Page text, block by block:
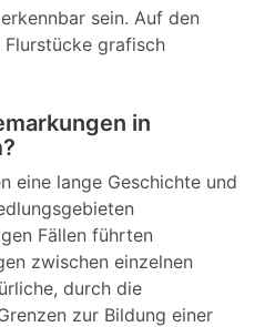
sein. Auf den
grafisch
in
eine lange Geschichte und
Fällen führten
zwischen einzelnen
durch die
zur Bildung einer